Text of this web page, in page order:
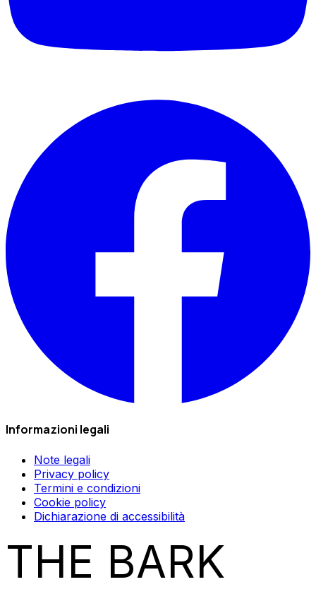
Informazioni legali
Note legali
Privacy policy
Termini e condizioni
Cookie policy
Dichiarazione di accessibilità
THE BARK